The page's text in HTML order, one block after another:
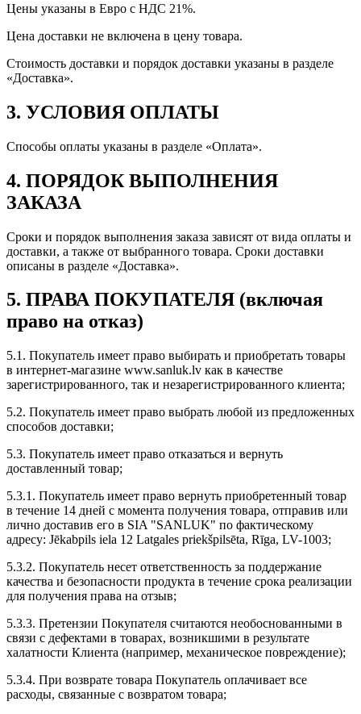
Цены указаны в Евро с НДС 21%.
Цена доставки не включена в цену товара.
Стоимость доставки и порядок доставки указаны в разделе
«Доставка».
3. УСЛОВИЯ ОПЛАТЫ
Способы оплаты указаны в разделе «Оплата».
4. ПОРЯДОК ВЫПОЛНЕНИЯ
ЗАКАЗА
Сроки и порядок выполнения заказа зависят от вида оплаты и
доставки, а также от выбранного товара. Сроки доставки
описаны в разделе «Доставка».
5. ПРАВА ПОКУПАТЕЛЯ (включая
право на отказ)
5.1. Покупатель имеет право выбирать и приобретать товары
в интернет-магазине www.sanluk.lv как в качестве
зарегистрированного, так и незарегистрированного клиента;
5.2. Покупатель имеет право выбрать любой из предложенных
способов доставки;
5.3. Покупатель имеет право отказаться и вернуть
доставленный товар;
5.3.1. Покупатель имеет право вернуть приобретенный товар
в течение 14 дней с момента получения товара, отправив или
лично доставив его в SIA "SANLUK" по фактическому
адресу: Jēkabpils iela 12 Latgales priekšpilsēta, Rīga, LV-1003;
5.3.2. Покупатель несет ответственность за поддержание
качества и безопасности продукта в течение срока реализации
для получения права на отзыв;
5.3.3. Претензии Покупателя считаются необоснованными в
связи с дефектами в товарах, возникшими в результате
халатности Клиента (например, механическое повреждение);
5.3.4. При возврате товара Покупатель оплачивает все
расходы, связанные с возвратом товара;